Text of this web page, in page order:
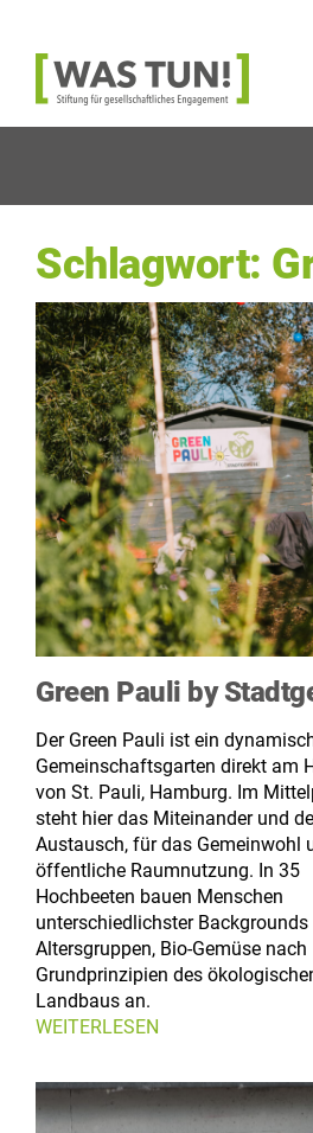
Schlagwort:
Green Pauli by
Der Green Pauli ist ein
Gemeinschaftsgarten direkt am
von St. Pauli, Hamburg. Im
steht hier das Miteinander und
Austausch, für das Gemeinwohl
öffentliche Raumnutzung. In 35
Hochbeeten bauen Menschen
unterschiedlichster Backgrounds
Altersgruppen, Bio-Gemüse nach
Grundprinzipien des
Landbaus an.
WEITERLESEN